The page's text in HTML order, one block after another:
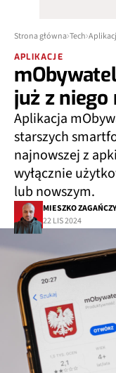
Strona główna Tech
APLIKACJE
już z
Aplikacja
starszych
najnowszej z
wyłącznie
lub nowszym.
MIESZKO
22 LIS 2024